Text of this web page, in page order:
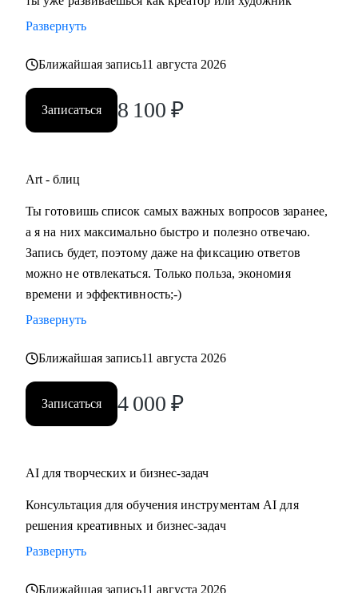
Развернуть
Ближайшая запись11 августа 2026
Записаться 8 100 ₽
Art - блиц
Ты готовишь список самых важных вопросов заранее,
а я на них максимально быстро и полезно отвечаю.
Запись будет, поэтому даже на фиксацию ответов
можно не отвлекаться. Только польза, экономия
времени и эффективность;-)
Развернуть
Ближайшая запись11 августа 2026
Записаться 4 000 ₽
AI для творческих и бизнес-задач
Консультация для обучения инструментам AI для
решения креативных и бизнес-задач
Развернуть
Ближайшая запись11 августа 2026